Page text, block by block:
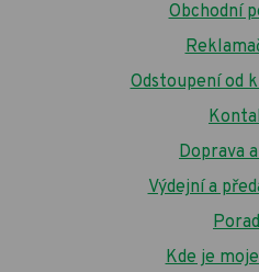
Obchodní
Odstoupení od
Doprava
Výdejní a
Kde je